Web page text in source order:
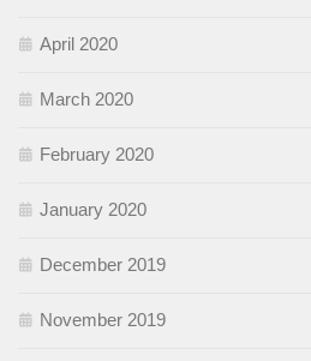
April 2020
March 2020
February 2020
January 2020
December 2019
November 2019